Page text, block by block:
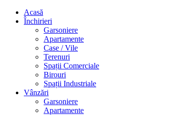
Acasă
Închirieri
Garsoniere
Apartamente
Case / Vile
Terenuri
Spații Comerciale
Birouri
Spații Industriale
Vânzări
Garsoniere
Apartamente